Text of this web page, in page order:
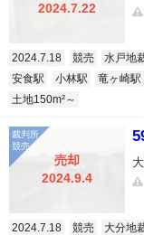
2024.7.22
2024.7.18 競売 水戸地
安食駅
小林駅 竜ヶ崎駅
土地150m²～
売却
2024.9.4
2024.7.18 競売 大分地